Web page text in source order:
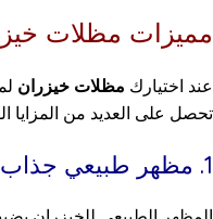
مميزات مظلات
عند اختيارك مظلات خيزران
تحصل على العديد من المزايا
1. مظهر طبيعي جذاب